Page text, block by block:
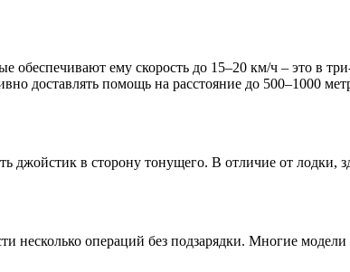
ему скорость до 15–20 км/ч – это в
доставлять помощь на расстояние до 500–1000
джойстик в сторону тонущего. В отличие от лодки,
несколько операций без подзарядки. Многие